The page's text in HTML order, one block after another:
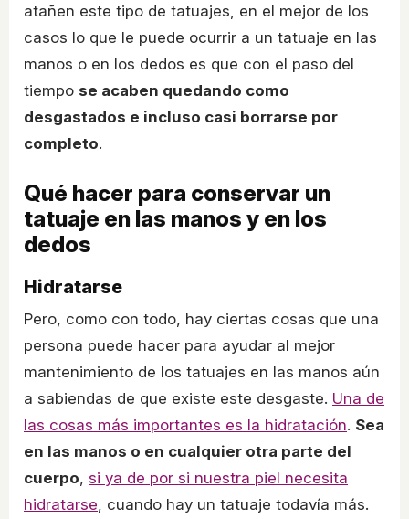
atañen este tipo de tatuajes, en el mejor de los
casos lo que le puede ocurrir a un tatuaje en las
manos o en los dedos es que con el paso del
tiempo se acaben quedando como
desgastados e incluso casi borrarse por
completo.
Qué hacer para conservar un
tatuaje en las manos y en los
dedos
Hidratarse
Pero, como con todo, hay ciertas cosas que una
persona puede hacer para ayudar al mejor
mantenimiento de los tatuajes en las manos aún
a sabiendas de que existe este desgaste. Una de
las cosas más importantes es la hidratación. Sea
en las manos o en cualquier otra parte del
cuerpo si ya de por si nuestra piel necesita
hidratarse , cuando hay un tatuaje todavía más.